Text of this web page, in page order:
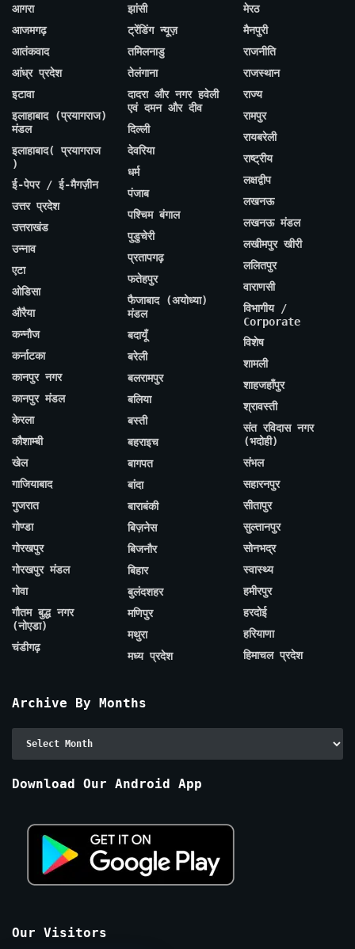
आगरा
आजमगढ़
आतंकवाद
आंध्र प्रदेश
इटावा
इलाहाबाद (प्रयागराज)
मंडल
इलाहाबाद( प्रयागराज
)
ई-पेपर / ई-मैगज़ीन
उत्तर प्रदेश
उत्तराखंड
उन्नाव
एटा
ओडिसा
औरैया
कन्नौज
कर्नाटका
कानपुर नगर
कानपुर मंडल
केरला
कौशाम्बी
खेल
गाजियाबाद
गुजरात
गोण्डा
गोरखपुर
गोरखपुर मंडल
गोवा
गौतम बुद्ध नगर
(नोएडा)
चंडीगढ़
झांसी
ट्रेंडिंग न्यूज़
तमिलनाडु
तेलंगाना
दादरा और नगर हवेली
एवं दमन और दीव
दिल्ली
देवरिया
धर्म
पंजाब
पश्चिम बंगाल
पुडुचेरी
प्रतापगढ़
फतेहपुर
फैजाबाद (अयोध्या)
मंडल
बदायूँ
बरेली
बलरामपुर
बलिया
बस्ती
बहराइच
बागपत
बांदा
बाराबंकी
बिज़नेस
बिजनौर
बिहार
बुलंदशहर
मणिपुर
मथुरा
मध्य प्रदेश
मेरठ
मैनपुरी
राजनीति
राजस्थान
राज्य
रामपुर
रायबरेली
राष्ट्रीय
लक्षद्वीप
लखनऊ
लखनऊ मंडल
लखीमपुर खीरी
ललितपुर
वाराणसी
विभागीय /
Corporate
विशेष
शामली
शाहजहाँपुर
श्रावस्ती
संत रविदास नगर
(भदोही)
संभल
सहारनपुर
सीतापुर
सुल्तानपुर
सोनभद्र
स्वास्थ्य
हमीरपुर
हरदोई
हरियाणा
हिमाचल प्रदेश
Archive By Months
Download Our Android App
Our Visitors